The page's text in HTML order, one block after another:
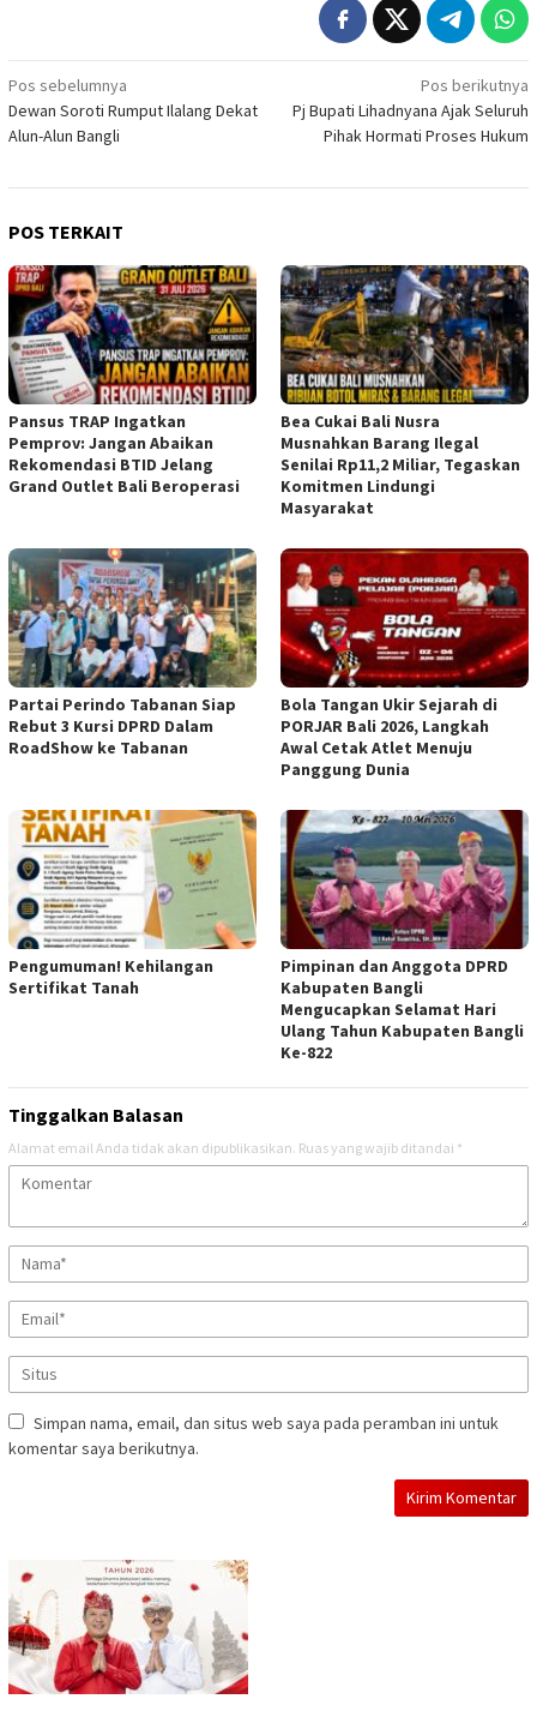
Navigasi
pos
Pos sebelumnya
Dewan Soroti Rumput Ilalang Dekat
Alun-Alun Bangli
Pos berikutnya
Pj Bupati Lihadnyana Ajak Seluruh
Pihak Hormati Proses Hukum
POS TERKAIT
Pansus TRAP Ingatkan
Pemprov: Jangan Abaikan
Rekomendasi BTID Jelang
Grand Outlet Bali Beroperasi
Bea Cukai Bali Nusra
Musnahkan Barang Ilegal
Senilai Rp11,2 Miliar, Tegaskan
Komitmen Lindungi
Masyarakat
Partai Perindo Tabanan Siap
Rebut 3 Kursi DPRD Dalam
RoadShow ke Tabanan
Bola Tangan Ukir Sejarah di
PORJAR Bali 2026, Langkah
Awal Cetak Atlet Menuju
Panggung Dunia
Pengumuman! Kehilangan
Sertifikat Tanah
Pimpinan dan Anggota DPRD
Kabupaten Bangli
Mengucapkan Selamat Hari
Ulang Tahun Kabupaten Bangli
Ke-822
Tinggalkan Balasan
Alamat email Anda tidak akan dipublikasikan. Ruas yang wajib ditandai *
Simpan nama, email, dan situs web saya pada peramban ini untuk
komentar saya berikutnya.